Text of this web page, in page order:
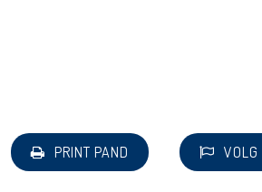
PRINT PAND VOLG